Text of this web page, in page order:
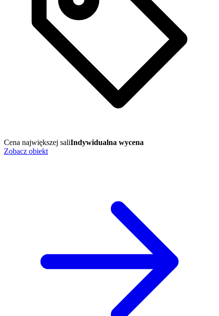
Cena największej saliIndywidualna wycena
Zobacz obiekt